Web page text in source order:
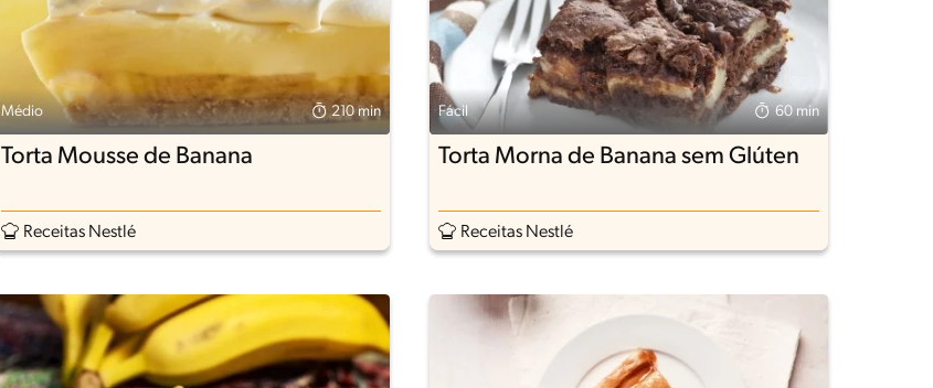
Médio 210 min
Torta Mousse de Banana
Receitas Nestlé
Fácil 60 min
Torta Morna de Banana sem Glúten
Receitas Nestlé